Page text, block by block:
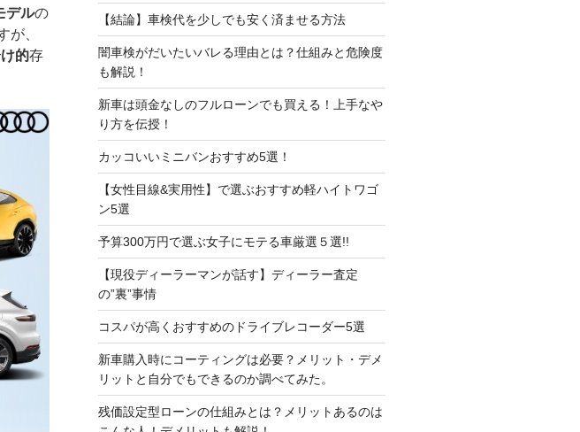
デルの
が、
的存
【結論】車検代を少しでも安く済ませる方法
闇車検がだいたいバレる理由とは？仕組みと危険度
も解説！
新車は頭金なしのフルローンでも買える！上手なや
り方を伝授！
カッコいいミニバンおすすめ5選！
【女性目線&実用性】で選ぶおすすめ軽ハイトワゴ
ン5選
予算300万円で選ぶ女子にモテる車厳選５選!!
【現役ディーラーマンが話す】ディーラー査定
の”裏”事情
コスパが高くおすすめのドライブレコーダー5選
新車購入時にコーティングは必要？メリット・デメ
リットと自分でもできるのか調べてみた。
残価設定型ローンの仕組みとは？メリットあるのは